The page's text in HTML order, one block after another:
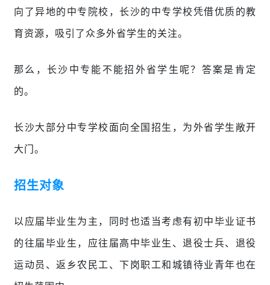
向了异地的中专院校，长沙的中专学校凭借优质的教
育资源，吸引了众多外省学生的关注。
那么，长沙中专能不能招外省学生呢？答案是肯定
的。
长沙大部分中专学校面向全国招生，为外省学生敞开
大门。
招生对象
以应届毕业生为主，同时也适当考虑有初中毕业证书
的往届毕业生 ，应往届高中毕业生、退役士兵、退役
运动员、返乡农民工、下岗职工和城镇待业青年也在